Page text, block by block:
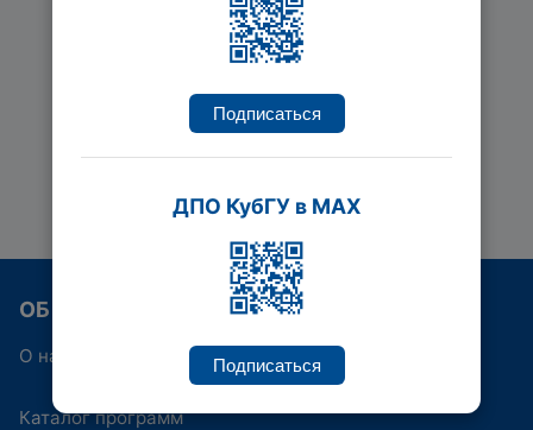
Ведется набор
Подробнее
ОБ ИППК
О нас
Каталог программ
Подписаться
ДПО КубГУ в MAX
Подписаться